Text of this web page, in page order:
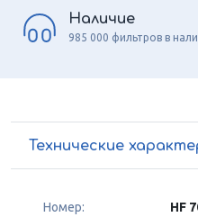
Наличие
985 000 фильтров в
Технические
Номер: HF